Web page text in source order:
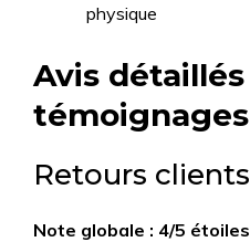
physique
Avis
témoignages
Retours
Note globale : 4/5 étoiles